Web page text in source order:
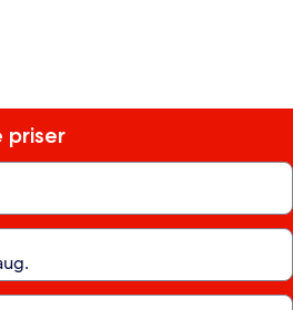
priser